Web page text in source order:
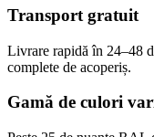
Transport gratuit
Livrare rapidă în 24–48
complete de acoperiș.
Gamă de culori